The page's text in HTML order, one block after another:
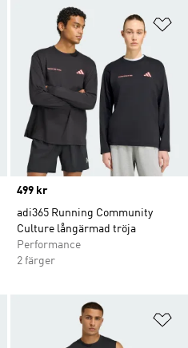
Lägg till på önskelistan
Price
499 kr
adi365 Running Community
Culture långärmad tröja
Performance
2 färger
Lägg till på önskelistan